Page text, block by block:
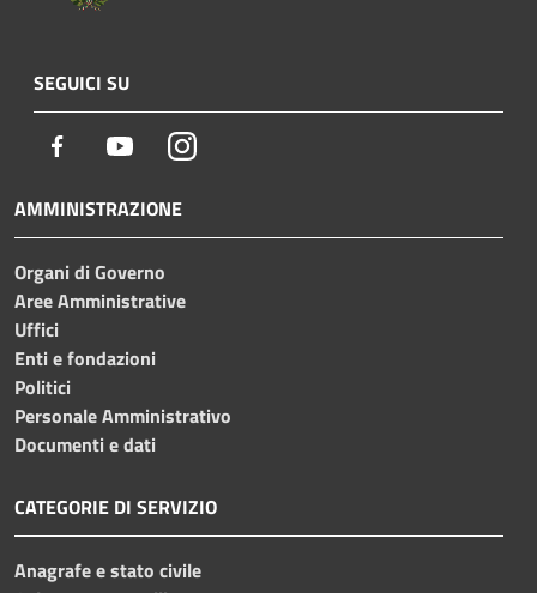
SEGUICI SU
Facebook YoutubeInstagram
AMMINISTRAZIONE
Organi di Governo
Aree Amministrative
Uffici
Enti e fondazioni
Politici
Personale Amministrativo
Documenti e dati
CATEGORIE DI SERVIZIO
Anagrafe e stato civile